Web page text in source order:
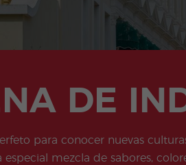
DE
para conocer nuevas
especial mezcla de sabores,